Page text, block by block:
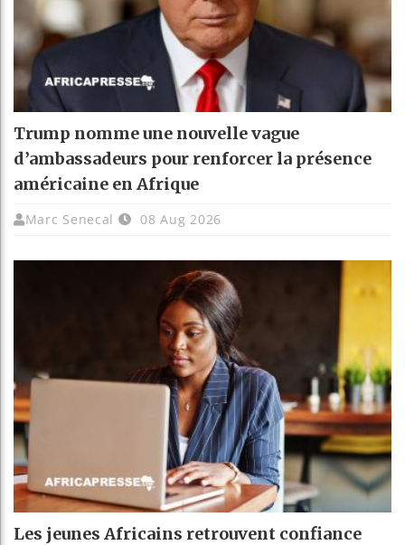
Trump nomme une nouvelle vague
d’ambassadeurs pour renforcer la présence
américaine en Afrique
Marc Senecal 08 Aug 2026
Les jeunes Africains retrouvent confiance